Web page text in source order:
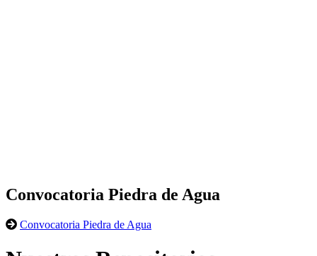
Convocatoria Piedra de Agua
Convocatoria Piedra de Agua